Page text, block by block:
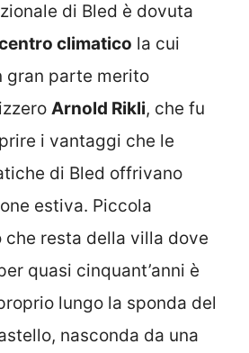
di Bled è dovuta
climatico la cui
gran parte merito
Arnold Rikli, che fu
i vantaggi che le
di Bled offrivano
estiva. Piccola
che resta della villa dove
quasi cinquant’anni è
lungo la sponda del
nasconda da una